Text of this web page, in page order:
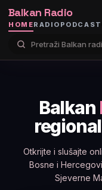
Balkan Radio
HOMERADIO PODCAST
Balkan
Otkrijte i slušajte
Bosne i
Sjeverne